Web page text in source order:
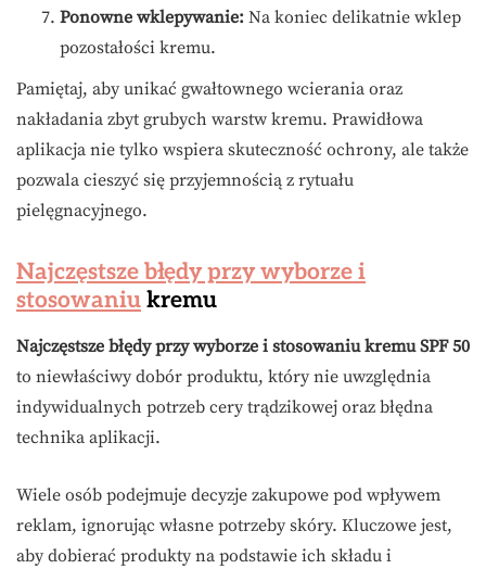
Ponowne wklepywanie: Na koniec delikatnie wklep
pozostałości kremu.
Pamiętaj, aby unikać gwałtownego wcierania oraz
nakładania zbyt grubych warstw kremu. Prawidłowa
aplikacja nie tylko wspiera skuteczność ochrony, ale także
pozwala cieszyć się przyjemnością z rytuału
pielęgnacyjnego.
Najczęstsze błędy przy wyborze i
stosowaniu kremu
Najczęstsze błędy przy wyborze i stosowaniu kremu SPF 50
to niewłaściwy dobór produktu, który nie uwzględnia
indywidualnych potrzeb cery trądzikowej oraz błędna
technika aplikacji.
Wiele osób podejmuje decyzje zakupowe pod wpływem
reklam, ignorując własne potrzeby skóry. Kluczowe jest,
aby dobierać produkty na podstawie ich składu i